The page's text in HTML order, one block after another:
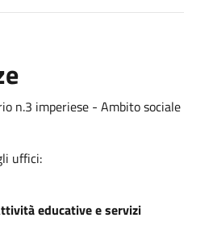
n.3 imperiese - Ambito sociale
uffici:
educative e servizi